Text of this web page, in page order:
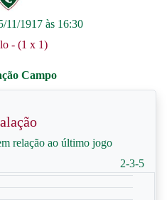
11/1917 às 16:30
- (1 x 1)
relação ao último jogo
2-3-5